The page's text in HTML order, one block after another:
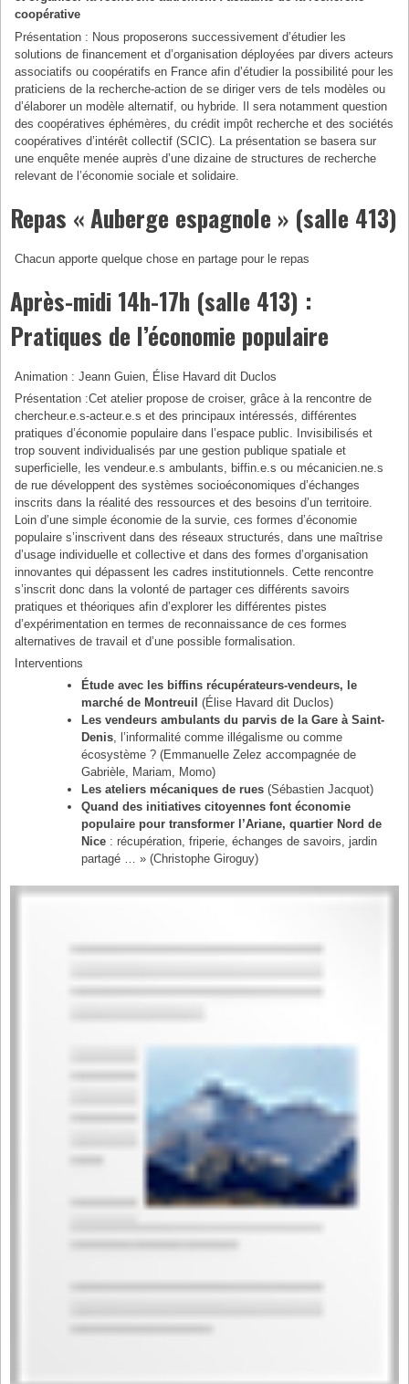
coopérative
Présentation : Nous proposerons successivement d’étudier les
solutions de financement et d’organisation déployées par divers acteurs
associatifs ou coopératifs en France afin d’étudier la possibilité pour les
praticiens de la recherche-action de se diriger vers de tels modèles ou
d’élaborer un modèle alternatif, ou hybride. Il sera notamment question
des coopératives éphémères, du crédit impôt recherche et des sociétés
coopératives d’intérêt collectif (SCIC). La présentation se basera sur
une enquête menée auprès d’une dizaine de structures de recherche
relevant de l’économie sociale et solidaire.
Repas « Auberge espagnole » (salle 413)
Chacun apporte quelque chose en partage pour le repas
Après-midi 14h-17h (salle 413) :
Pratiques de l’économie populaire
Animation : Jeann Guien, Élise Havard dit Duclos
Présentation :Cet atelier propose de croiser, grâce à la rencontre de
chercheur.e.s-acteur.e.s et des principaux intéressés, différentes
pratiques d’économie populaire dans l’espace public. Invisibilisés et
trop souvent individualisés par une gestion publique spatiale et
superficielle, les vendeur.e.s ambulants, biffin.e.s ou mécanicien.ne.s
de rue développent des systèmes socioéconomiques d’échanges
inscrits dans la réalité des ressources et des besoins d’un territoire.
Loin d’une simple économie de la survie, ces formes d’économie
populaire s’inscrivent dans des réseaux structurés, dans une maîtrise
d’usage individuelle et collective et dans des formes d’organisation
innovantes qui dépassent les cadres institutionnels. Cette rencontre
s’inscrit donc dans la volonté de partager ces différents savoirs
pratiques et théoriques afin d’explorer les différentes pistes
d’expérimentation en termes de reconnaissance de ces formes
alternatives de travail et d’une possible formalisation.
Interventions
Étude avec les biffins récupérateurs-vendeurs, le
marché de Montreuil (Élise Havard dit Duclos)
Les vendeurs ambulants du parvis de la Gare à Saint-
Denis, l’informalité comme illégalisme ou comme
écosystème ? (Emmanuelle Zelez accompagnée de
Gabrièle, Mariam, Momo)
Les ateliers mécaniques de rues (Sébastien Jacquot)
Quand des initiatives citoyennes font économie
populaire pour transformer l’Ariane, quartier Nord de
Nice : récupération, friperie, échanges de savoirs, jardin
partagé … » (Christophe Giroguy)